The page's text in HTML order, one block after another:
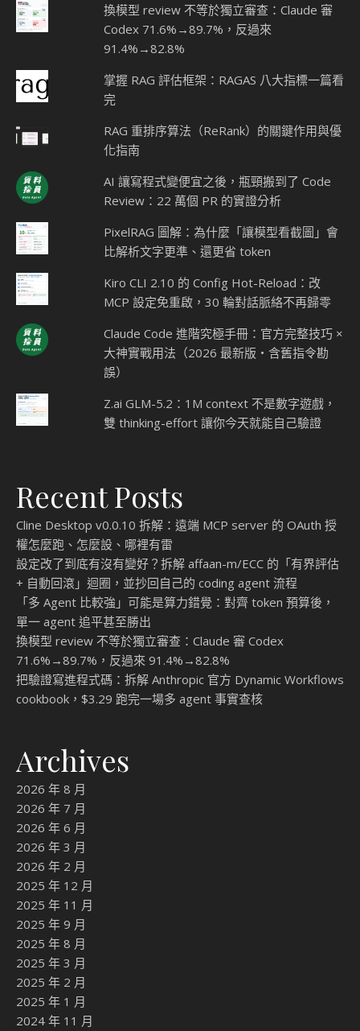
換模型 review 不等於獨立審查：Claude 審
Codex 71.6%→89.7%，反過來
91.4%→82.8%
掌握 RAG 評估框架：RAGAS 八大指標一篇看
完
RAG 重排序算法（ReRank）的關鍵作用與優
化指南
AI 讓寫程式變便宜之後，瓶頸搬到了 Code
Review：22 萬個 PR 的實證分析
PixelRAG 圖解：為什麼「讓模型看截圖」會
比解析文字更準、還更省 token
Kiro CLI 2.10 的 Config Hot-Reload：改
MCP 設定免重啟，30 輪對話脈絡不再歸零
Claude Code 進階究極手冊：官方完整技巧 ×
大神實戰用法（2026 最新版・含舊指令勘
誤）
Z.ai GLM-5.2：1M context 不是數字遊戲，
雙 thinking-effort 讓你今天就能自己驗證
Recent Posts
Cline Desktop v0.0.10 拆解：遠端 MCP server 的 OAuth 授
權怎麼跑、怎麼設、哪裡有雷
設定改了到底有沒有變好？拆解 affaan-m/ECC 的「有界評估
+ 自動回滾」迴圈，並抄回自己的 coding agent 流程
「多 Agent 比較強」可能是算力錯覺：對齊 token 預算後，
單一 agent 追平甚至勝出
換模型 review 不等於獨立審查：Claude 審 Codex
71.6%→89.7%，反過來 91.4%→82.8%
把驗證寫進程式碼：拆解 Anthropic 官方 Dynamic Workflows
cookbook，$3.29 跑完一場多 agent 事實查核
Archives
2026 年 8 月
2026 年 7 月
2026 年 6 月
2026 年 3 月
2026 年 2 月
2025 年 12 月
2025 年 11 月
2025 年 9 月
2025 年 8 月
2025 年 3 月
2025 年 2 月
2025 年 1 月
2024 年 11 月